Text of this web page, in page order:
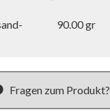
90.00 gr
Fragen zum Produkt?